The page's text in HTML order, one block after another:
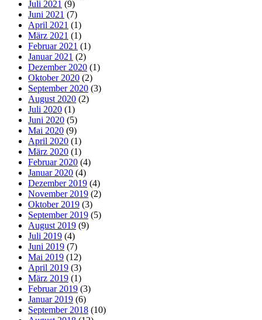
Juli 2021 (9)
Juni 2021 (7)
April 2021 (1)
März 2021 (1)
Februar 2021 (1)
Januar 2021 (2)
Dezember 2020 (1)
Oktober 2020 (2)
September 2020 (3)
August 2020 (2)
Juli 2020 (1)
Juni 2020 (5)
Mai 2020 (9)
April 2020 (1)
März 2020 (1)
Februar 2020 (4)
Januar 2020 (4)
Dezember 2019 (4)
November 2019 (2)
Oktober 2019 (3)
September 2019 (5)
August 2019 (9)
Juli 2019 (4)
Juni 2019 (7)
Mai 2019 (12)
April 2019 (3)
März 2019 (1)
Februar 2019 (3)
Januar 2019 (6)
September 2018 (10)